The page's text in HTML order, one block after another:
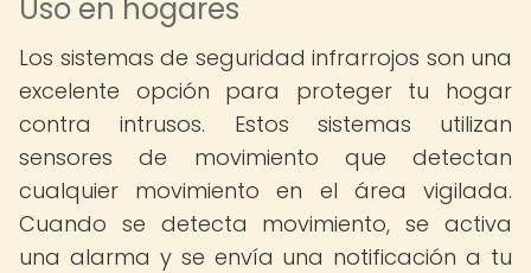
Uso en hogares
Los sistemas de seguridad infrarrojos son una
excelente opción para proteger tu hogar
contra intrusos. Estos sistemas utilizan
sensores de movimiento que detectan
cualquier movimiento en el área vigilada.
Cuando se detecta movimiento, se activa
una alarma y se envía una notificación a tu